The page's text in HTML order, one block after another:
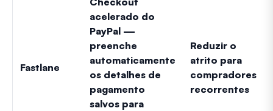
Fastlane
acelerado do
PayPal —
preenche
automaticamente
os detalhes de
pagamento
salvos para
Reduzir o
atrito para
compradores
recorrentes